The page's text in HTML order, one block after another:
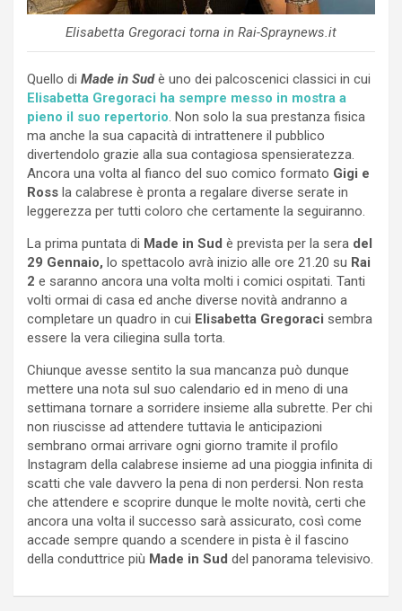
Elisabetta Gregoraci torna in Rai-Spraynews.it
Quello di Made in Sud è uno dei palcoscenici classici in cui
Elisabetta Gregoraci ha sempre messo in mostra a
pieno il suo repertorio. Non solo la sua prestanza fisica
ma anche la sua capacità di intrattenere il pubblico
divertendolo grazie alla sua contagiosa spensieratezza.
Ancora una volta al fianco del suo comico formato Gigi e
Ross la calabrese è pronta a regalare diverse serate in
leggerezza per tutti coloro che certamente la seguiranno.
La prima puntata di Made in Sud è prevista per la sera del
29 Gennaio, lo spettacolo avrà inizio alle ore 21.20 su Rai
2 e saranno ancora una volta molti i comici ospitati. Tanti
volti ormai di casa ed anche diverse novità andranno a
completare un quadro in cui Elisabetta Gregoraci sembra
essere la vera ciliegina sulla torta.
Chiunque avesse sentito la sua mancanza può dunque
mettere una nota sul suo calendario ed in meno di una
settimana tornare a sorridere insieme alla subrette. Per chi
non riuscisse ad attendere tuttavia le anticipazioni
sembrano ormai arrivare ogni giorno tramite il profilo
Instagram della calabrese insieme ad una pioggia infinita di
scatti che vale davvero la pena di non perdersi. Non resta
che attendere e scoprire dunque le molte novità, certi che
ancora una volta il successo sarà assicurato, così come
accade sempre quando a scendere in pista è il fascino
della conduttrice più Made in Sud del panorama televisivo.